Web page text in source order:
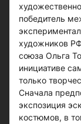
победитель
художников
союза Ольга
инициативе
только
Сначала
экспозиция
костюмов, в